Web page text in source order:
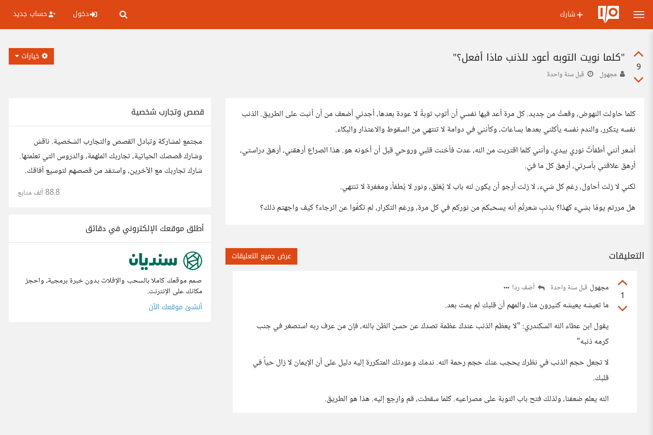
شارك دخول حساب جديد
9
"كلما نويت التوبه أعود للذنب ماذا أفعل؟"
مجهول قبل سنة واحدة
خيارات
كلما حاولت النهوض، وقعتُ من جديد. كل مرة أعد فيها نفسي أن أتوب توبةً لا عودة بعدها، أجدني أضعف من أن أثبت على الطريق. الذنب
نفسه يتكرر، والندم نفسه يأكلني بعدها بساعات، وكأنني في دوامة لا تنتهي من السقوط والاعتذار والبكاء.
أشعر أنني أطفأتُ نوري بيدي، وأنني كلما اقتربت من الله، عدت فأخنت قلبي وروحي قبل أن أخونه هو. هذا الصراع أرهقني، أرهق دراستي،
أرهق علاقتي بأسرتي، أرهق كل ما فيّ.
لكني لا زلت أحاول، رغم كل شيء، لا زلت أرجو أن يكون لله باب لا يُغلق، ونور لا يُطفأ، ومغفرة لا تنتهي.
هل مررتم يومًا بشيء كهذا؟ بذنبٍ شعرتُم أنه يسحبكم من نوركم في كل مرة، ورغم التكرار، لم تكفّوا عن الرجاء؟ كيف واجهتم ذلك؟
التعليقات عرض جميع التعليقات
1
مجهول قبل سنة واحدة أضف ردا
ما تعيشه يعيشه كثيرون منا، والمهم أن قلبك لم يمت بعد.
يقول ابن عطاء الله السكندري: "لا يعظم الذنب عندك عظمة تصدك عن حسن الظن بالله، فإن من عرف ربه استصغر في جنب
كرمه ذنبه"
لا تجعل حجم الذنب في نظرك يحجب عنك حجم رحمة الله. ندمك وعودتك المتكررة إليه دليل على أن الإيمان لا زال حياً في
قلبك.
الله يعلم ضعفنا، ولذلك فتح باب التوبة على مصراعيه. كلما سقطت، قم وارجع إليه. هذا هو الطريق.
قصص وتجارب شخصية
مجتمع لمشاركة وتبادل القصص والتجارب الشخصية. ناقش
وشارك قصصك الحياتية، تجاربك الملهمة، والدروس التي تعلمتها.
شارك تجاربك مع الآخرين، واستفد من قصصهم لتوسيع آفاقك.
88.8 ألف متابع
أطلق موقعك الإلكتروني في دقائق
صمم موقعك كاملا بالسحب والإفلات بدون خبرة برمجية، واحجز
مكانك على الإنترنت.
أنشئ موقعك الآن